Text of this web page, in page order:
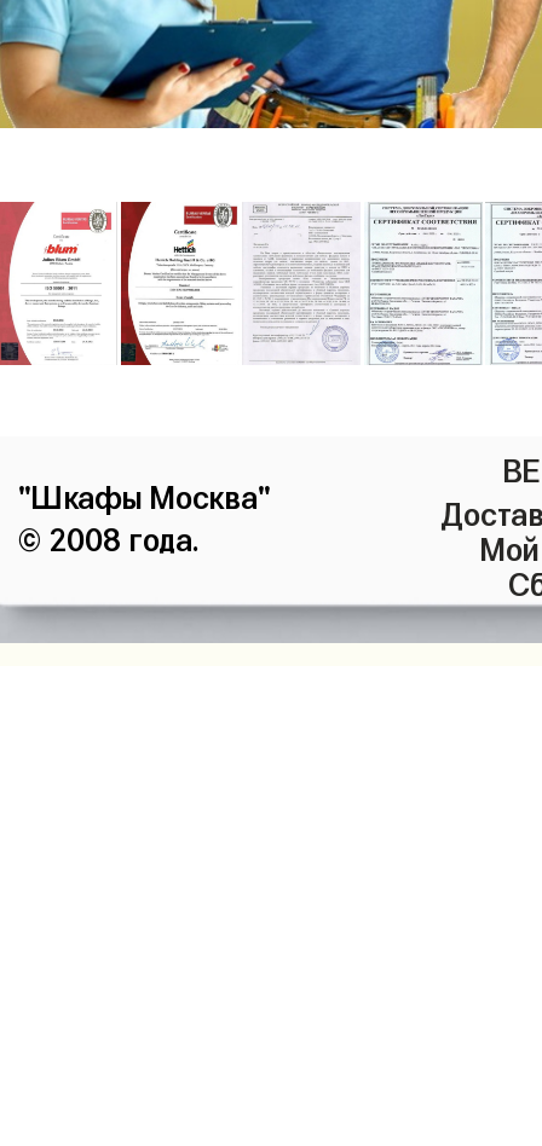
"Шкафы Москва"
© 2008 года.